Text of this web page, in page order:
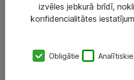
Serveri un datu centri
SIA „ATEA”
izvēles jebkurā brīdī,
konfidencialitātes
Obligātie Analītiskie